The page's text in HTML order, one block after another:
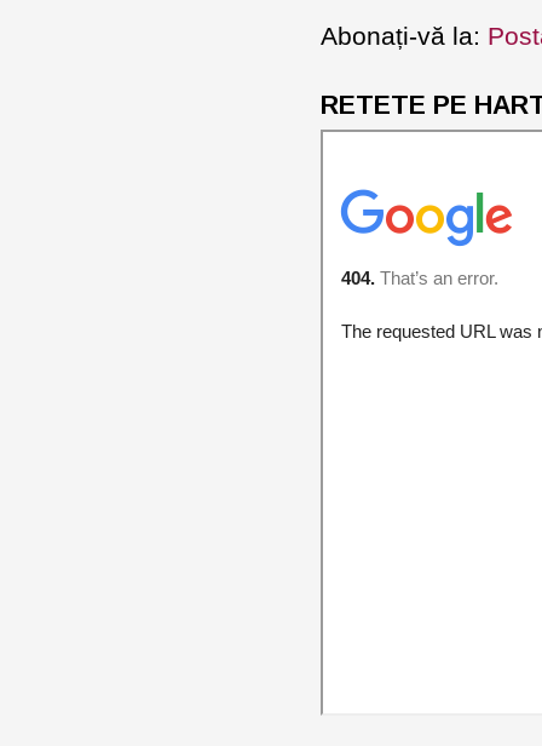
Abonați-vă la:
RETETE PE